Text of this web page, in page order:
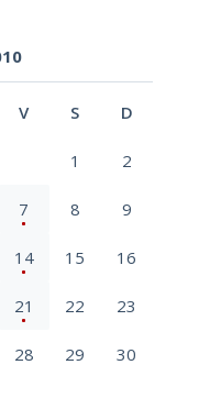
V S D
1 2
7 8 9
14 15 16
21 22 23
28 29 30